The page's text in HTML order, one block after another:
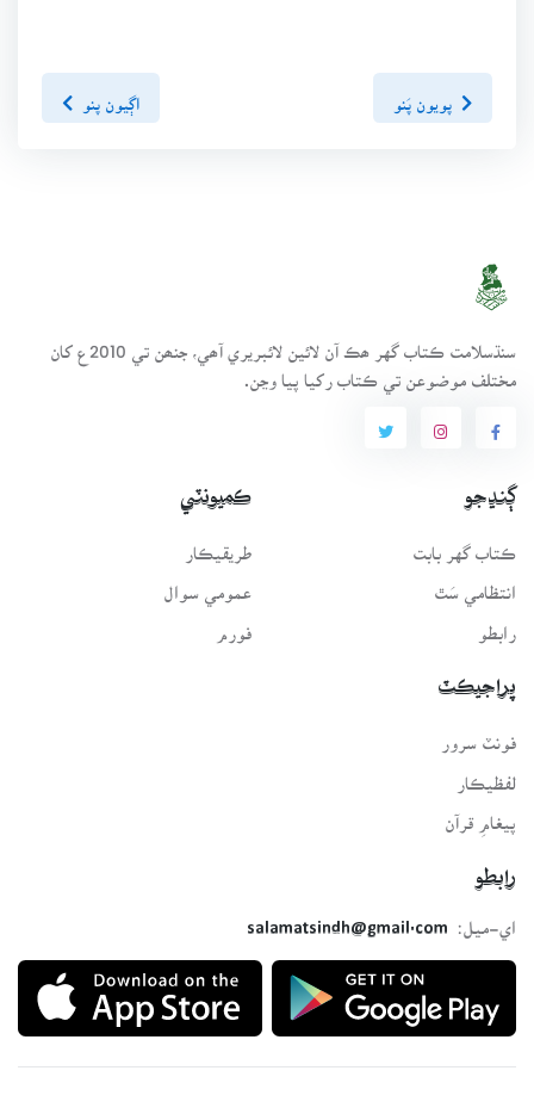
اڳيون پنو
سنڌسلامت ڪتاب گهر ھڪ آن لائين لائبريري آھي، جنھن تي 2010ع کان
مختلف موضوعن تي ڪتاب رکيا پيا وڃن.
ڳنڍجو
ڪتاب گهر بابت
انتظامي سَٿ
رابطو
ڪميونٽي
طريقيڪار
عمومي سوال
فورم
پراجيڪٽ
فونٽ سرور
لفظيڪار
پيغامِ قرآن
رابطو
اي-ميل:
salamatsindh@gmail.com